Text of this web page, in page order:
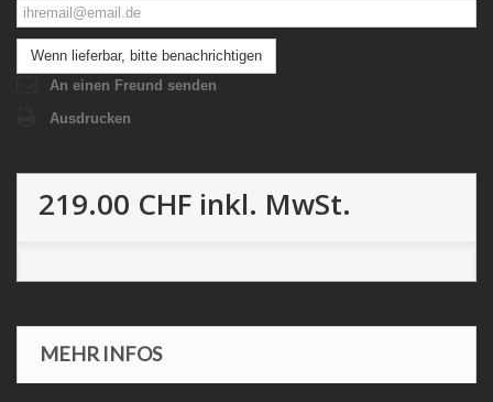
Wenn lieferbar, bitte benachrichtigen
An einen Freund senden
Ausdrucken
219.00 CHF inkl. MwSt.
MEHR INFOS